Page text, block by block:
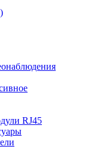
RJ45